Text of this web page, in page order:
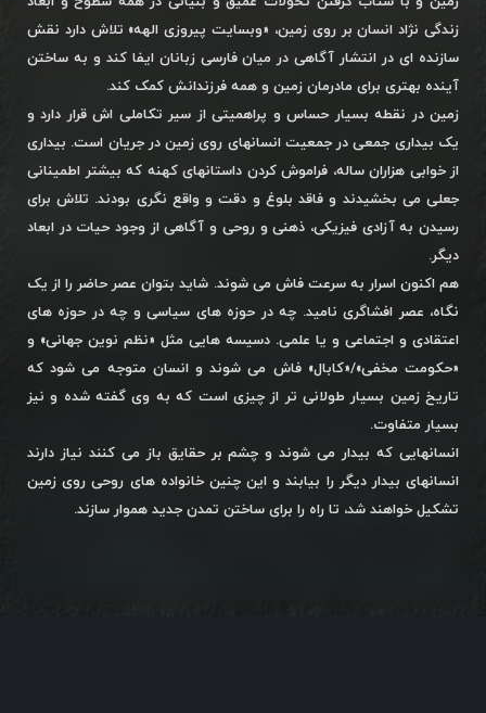
زندگی نژاد انسان بر روی زمین، «وبسایت پیروزی الهه» تلاش دارد نقش
سازنده ای در انتشار آگاهی در میان فارسی زبانان ایفا کند و به ساختن
آینده بهتری برای مادرمان زمین و همه فرزندانش کمک کند.
زمین در نقطه بسیار حساس و پراهمیتی از سیر تکاملی اش قرار دارد و
یک بیداری جمعی در جمعیت انسانهای روی زمین در جریان است. بیداری
از خوابی هزاران ساله، فراموش کردن داستانهای کهنه که بیشتر اطمینانی
جعلی می بخشیدند و فاقد بلوغ و دقت و واقع نگری بودند. تلاش برای
رسیدن به آزادی فیزیکی، ذهنی و روحی و آگاهی از وجود حیات در ابعاد
دیگر.
هم اکنون اسرار به سرعت فاش می شوند. شاید بتوان عصر حاضر را از یک
نگاه، عصر افشاگری نامید. چه در حوزه های سیاسی و چه در حوزه های
اعتقادی و اجتماعی و یا علمی. دسیسه هایی مثل «نظم نوین جهانی» و
«حکومت مخفی»/«کابال» فاش می شوند و انسان متوجه می شود که
تاریخ زمین بسیار طولانی تر از چیزی است که به وی گفته شده و نیز
بسیار متفاوت.
انسانهایی که بیدار می شوند و چشم بر حقایق باز می کنند نیاز دارند
انسانهای بیدار دیگر را بیابند و این چنین خانواده های روحی روی زمین
تشکیل خواهند شد، تا راه را برای ساختن تمدن جدید هموار سازند.